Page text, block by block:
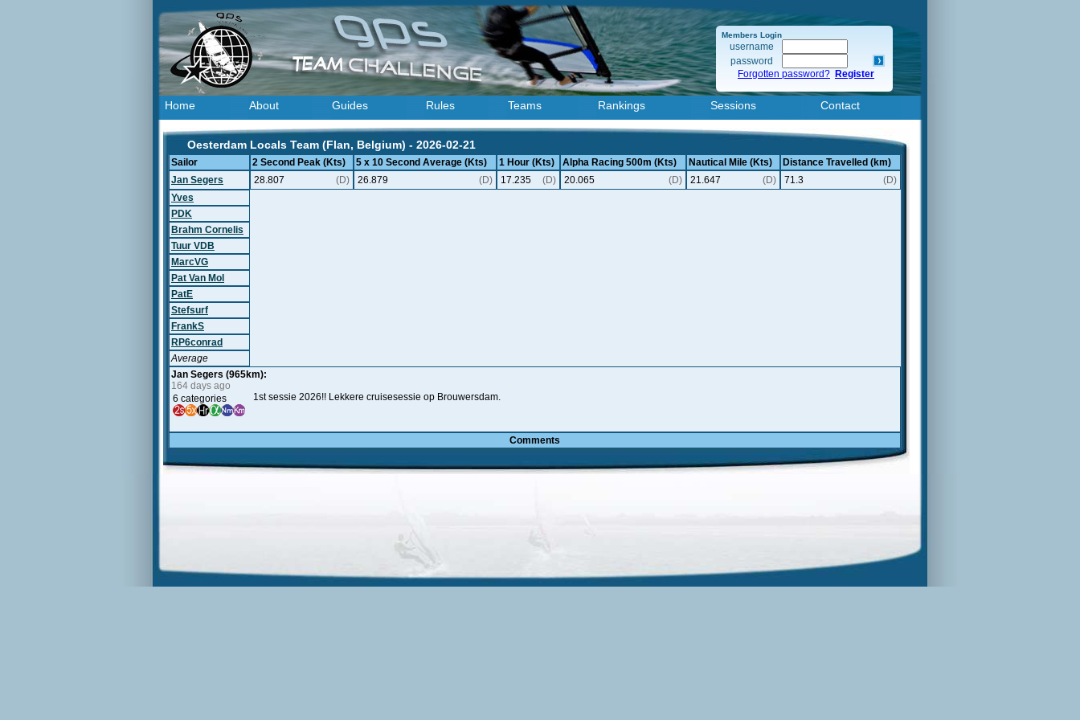
Members Login
username
password
Forgotten password? Register
Home About Guides Rules Teams Rankings Sessions Contact
Oesterdam Locals Team (Flan, Belgium) - 2026-02-21
Sailor 2 Second Peak (Kts) 5 x 10 Second Average (Kts) 1 Hour (Kts) Alpha Racing 500m (Kts) Nautical Mile (Kts)
Distance Travelled (km)
Jan Segers
28.807 (D) 26.879 (D) 17.235 (D) 20.065 (D) 21.647 (D) 71.3
(D)
Yves
PDK
Brahm Cornelis
Tuur VDB
MarcVG
Pat Van Mol
PatE
Stefsurf
FrankS
RP6conrad
Average
Jan Segers (965km):
164 days ago
6 categories
1st sessie 2026!! Lekkere cruisesessie op Brouwersdam.
Comments